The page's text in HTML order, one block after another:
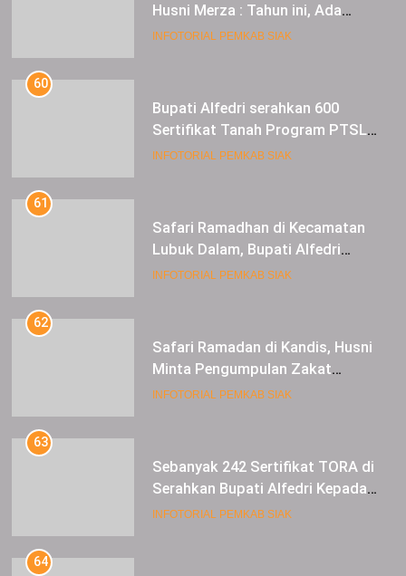
Husni Merza : Tahun ini, Ada
Perbaikan Jalan Lintas Siak ke
INFOTORIAL PEMKAB SIAK
60
Bupati Alfedri serahkan 600
Sertifikat Tanah Program PTSL
kepada Masyarakat Tualang
INFOTORIAL PEMKAB SIAK
61
Safari Ramadhan di Kecamatan
Lubuk Dalam, Bupati Alfedri
Mengingatkan Masyarakat
INFOTORIAL PEMKAB SIAK
62
Safari Ramadan di Kandis, Husni
Minta Pengumpulan Zakat
Meningkat
INFOTORIAL PEMKAB SIAK
63
Sebanyak 242 Sertifikat TORA di
Serahkan Bupati Alfedri Kepada
Masyarakat Kerinci Kiri
INFOTORIAL PEMKAB SIAK
64